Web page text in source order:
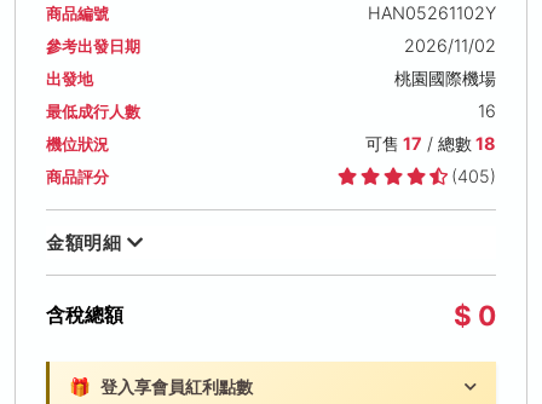
商品編號 HAN05261102Y
參考出發日期 2026/11/02
出發地 桃園國際機場
最低成行人數 16
機位狀況 可售 17 / 總數18
商品評分 (405)
金額明細
含稅總額 $ 0
🎁 登入享會員紅利點數